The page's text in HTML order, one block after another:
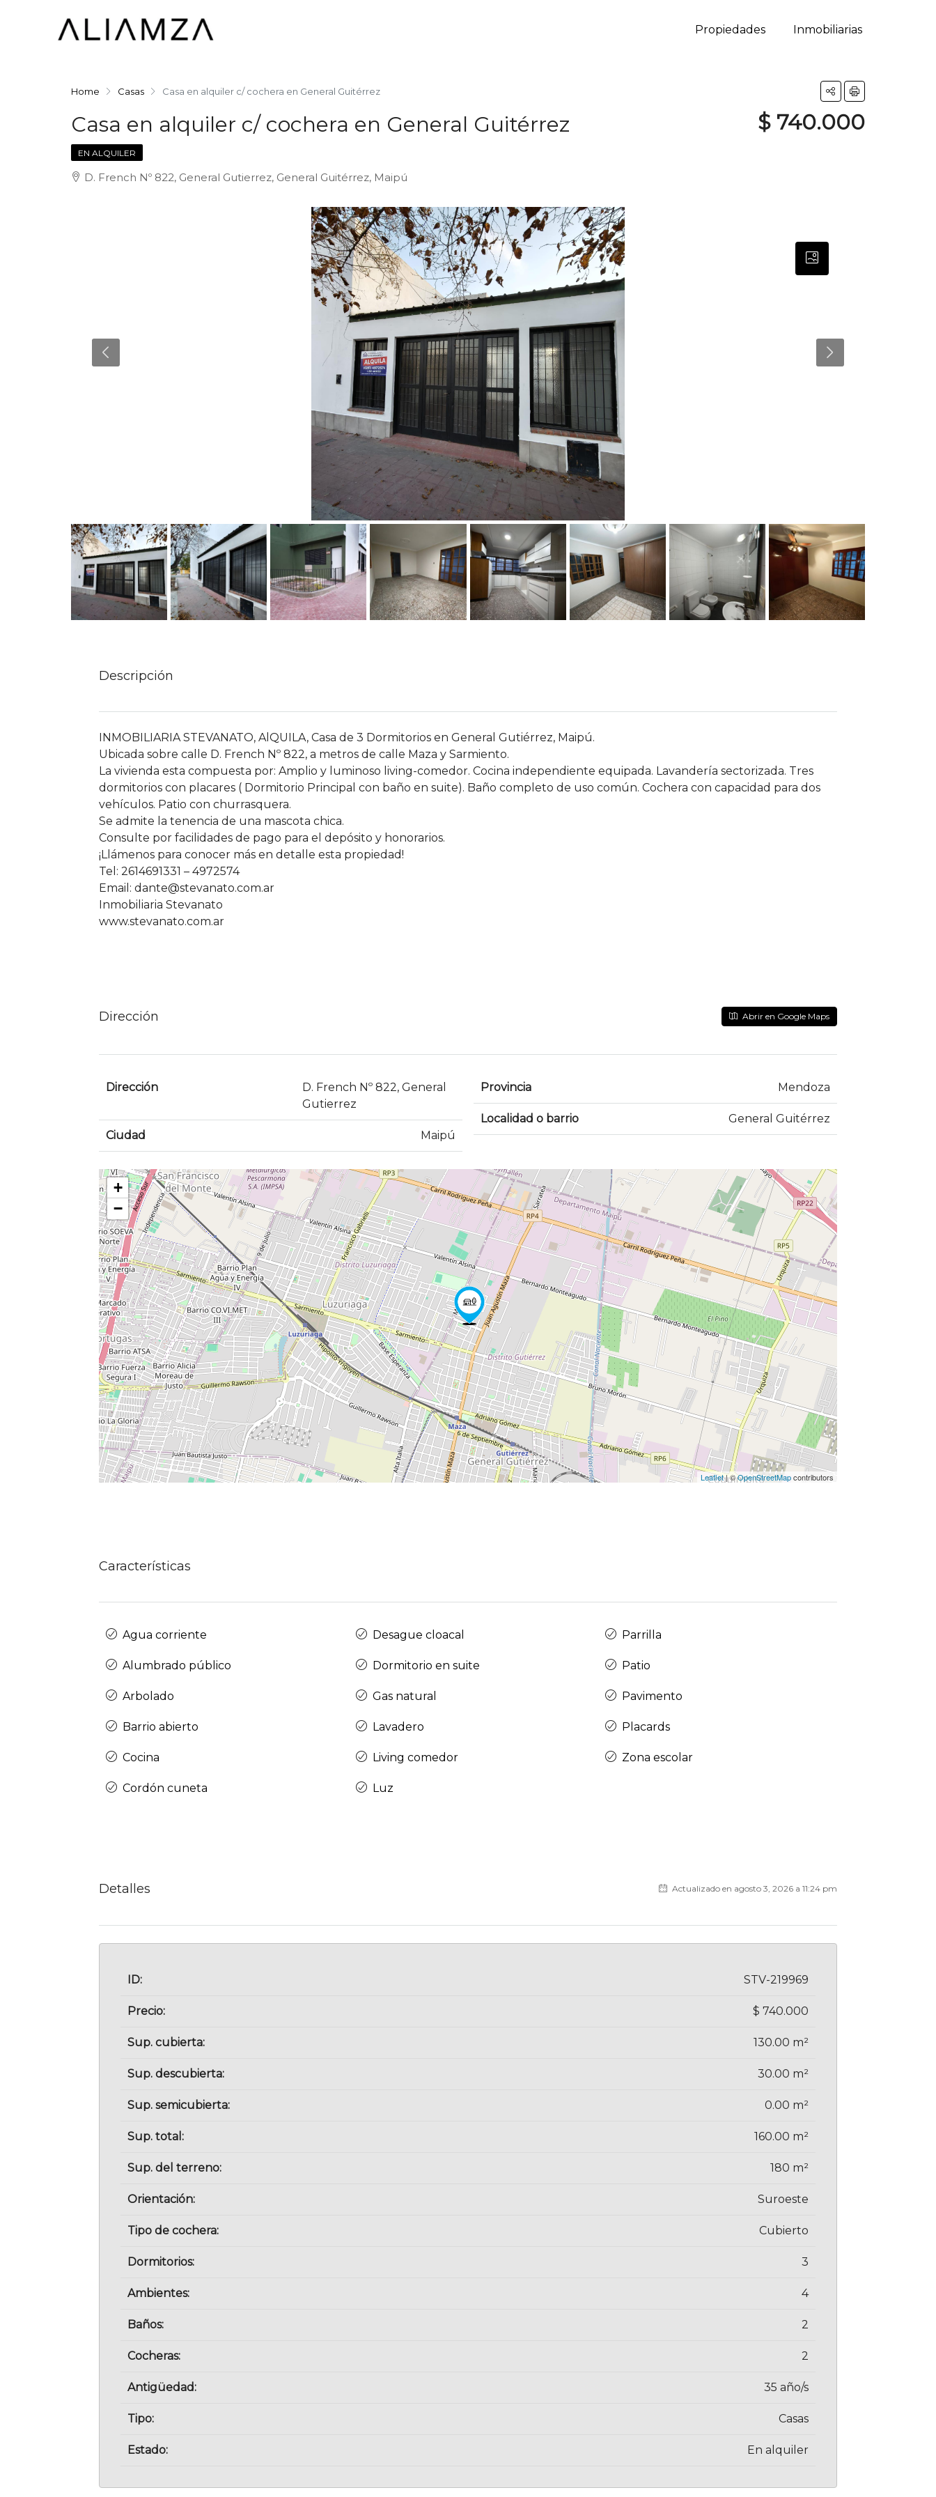
Propiedades Inmobiliarias
Home Casas Casa en alquiler c/ cochera en General Guitérrez
Casa en alquiler c/ cochera en General Guitérrez $ 740.000
EN ALQUILER
D. French Nº 822, General Gutierrez, General Guitérrez, Maipú
Descripción
INMOBILIARIA STEVANATO, AlQUILA, Casa de 3 Dormitorios en General Gutiérrez, Maipú.
Ubicada sobre calle D. French Nº 822, a metros de calle Maza y Sarmiento.
La vivienda esta compuesta por: Amplio y luminoso living-comedor. Cocina independiente equipada. Lavandería sectorizada. Tres
dormitorios con placares ( Dormitorio Principal con baño en suite). Baño completo de uso común. Cochera con capacidad para dos
vehículos. Patio con churrasquera.
Se admite la tenencia de una mascota chica.
Consulte por facilidades de pago para el depósito y honorarios.
¡Llámenos para conocer más en detalle esta propiedad!
Tel: 2614691331 – 4972574
Email: dante@stevanato.com.ar
Inmobiliaria Stevanato
www.stevanato.com.ar
Dirección Abrir en Google Maps
Dirección
D. French Nº 822, General
Gutierrez
Ciudad Maipú
Provincia Mendoza
Localidad o barrio General Guitérrez
+
−
Leaflet| ©OpenStreetMapcontributors
Características
Agua corriente
Alumbrado público
Arbolado
Barrio abierto
Cocina
Cordón cuneta
Desague cloacal
Dormitorio en suite
Gas natural
Lavadero
Living comedor
Luz
Parrilla
Patio
Pavimento
Placards
Zona escolar
Detalles Actualizado en agosto 3, 2026 a 11:24 pm
ID: STV-219969
Precio: $ 740.000
Sup. cubierta: 130.00 m²
Sup. descubierta: 30.00 m²
Sup. semicubierta: 0.00 m²
Sup. total: 160.00 m²
Sup. del terreno: 180 m²
Orientación: Suroeste
Tipo de cochera: Cubierto
Dormitorios: 3
Ambientes: 4
Baños: 2
Cocheras: 2
Antigüedad: 35 año/s
Tipo: Casas
Estado: En alquiler